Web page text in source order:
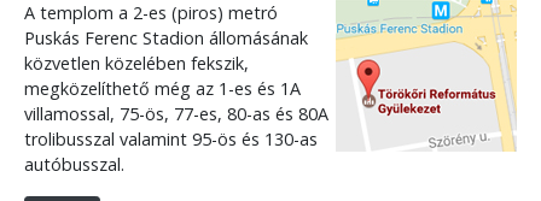
A templom a 2-es (piros) metró
Puskás Ferenc Stadion állomásának
közvetlen közelében fekszik,
megközelíthető még az 1-es és 1A
villamossal, 75-ös, 77-es, 80-as és 80A
trolibusszal valamint 95-ös és 130-as
autóbusszal.